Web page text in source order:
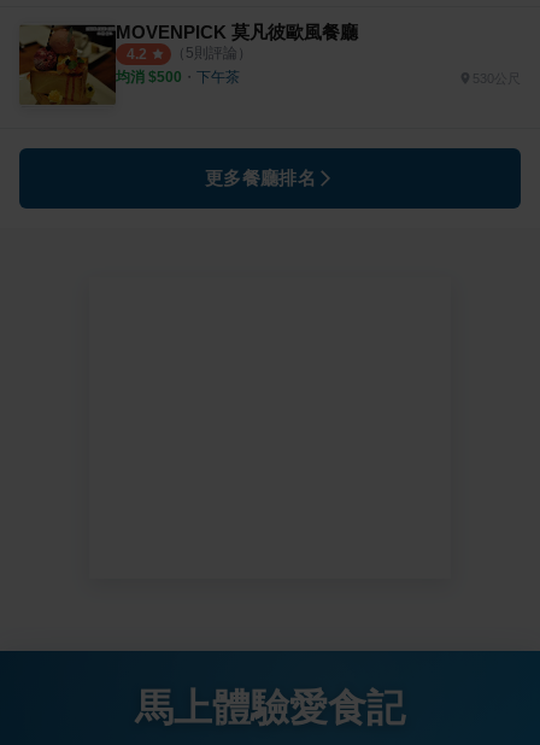
MOVENPICK 莫凡彼歐風餐廳
4.2 （ 5則評論）
均消 $500 ・ 下午茶 530公尺
更多餐廳排名
馬上體驗愛食記